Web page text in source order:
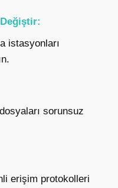
Değiştir:
istasyonları
sorunsuz
erişim protokolleri